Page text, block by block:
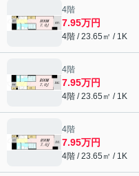
4階
7.95万円
4階 / 23.65㎡ / 1K
4階
7.95万円
4階 / 23.65㎡ / 1K
4階
7.95万円
4階 / 23.65㎡ / 1K